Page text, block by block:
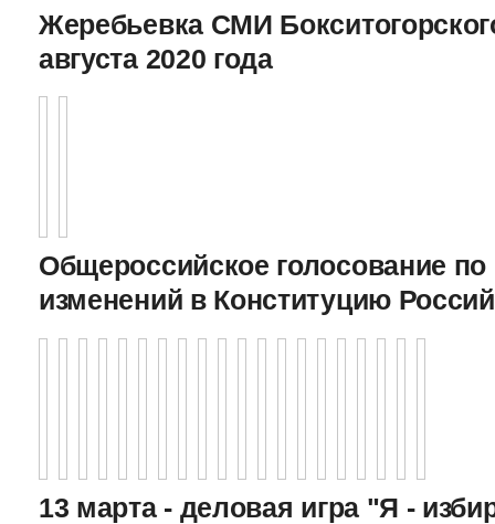
Жеребьевка СМИ
августа 2020 года
Общероссийское голосование
изменений в Конституцию
13 марта - деловая игра "Я -